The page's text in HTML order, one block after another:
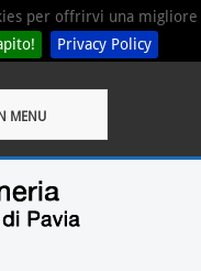
per offrirvi una migliore
Privacy Policy
MENU